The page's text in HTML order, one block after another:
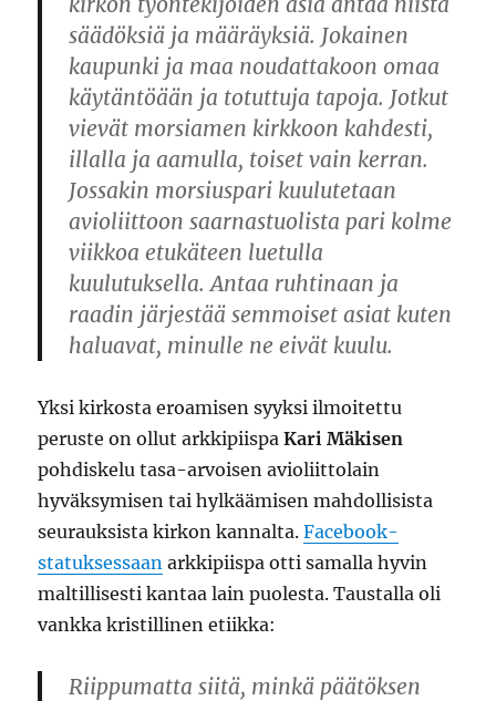
säädöksiä ja määräyksiä. Jokainen
kaupunki ja maa noudattakoon omaa
käytäntöään ja totuttuja tapoja. Jotkut
vievät morsiamen kirkkoon kahdesti,
illalla ja aamulla, toiset vain kerran.
Jossakin morsiuspari kuulutetaan
avioliittoon saarnastuolista pari kolme
viikkoa etukäteen luetulla
kuulutuksella. Antaa ruhtinaan ja
raadin järjestää semmoiset asiat kuten
haluavat, minulle ne eivät kuulu.
Yksi kirkosta eroamisen syyksi ilmoitettu
peruste on ollut arkkipiispaKari Mäkisen
pohdiskelu tasa-arvoisen avioliittolain
hyväksymisen tai hylkäämisen mahdollisista
seurauksista kirkon kannalta.Facebook-
statuksessaan arkkipiispa otti samalla hyvin
maltillisesti kantaa lain puolesta. Taustalla oli
vankka kristillinen etiikka:
Riippumatta siitä, minkä päätöksen